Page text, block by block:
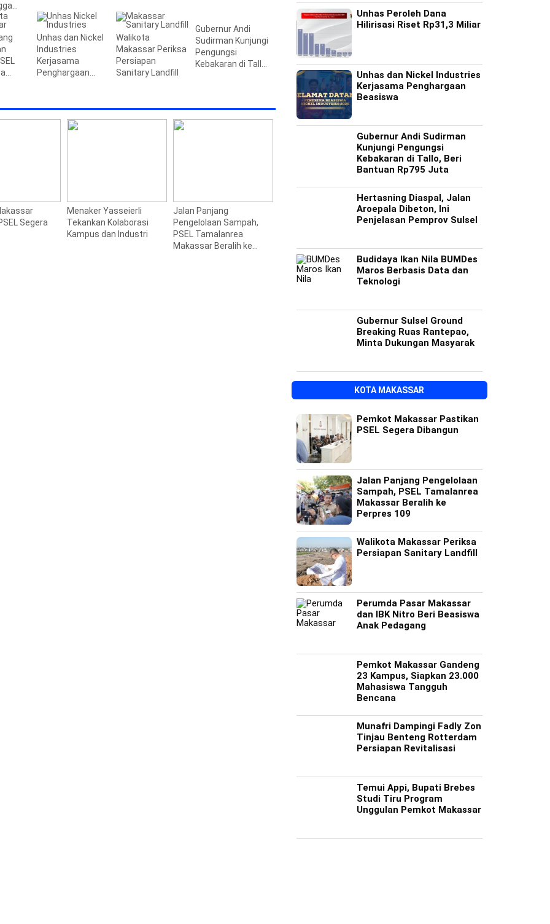
Unhas dan Nickel
Industries
Kerjasama
Penghargaan
Walikota
Makassar Periksa
Persiapan
Sanitary Landfill
Gubernur Andi
Sudirman Kunjungi
Pengungsi
Kebakaran di Tallo,
Segera
Menaker Yasseierli
Tekankan Kolaborasi
Kampus dan Industri
Jalan Panjang
Pengelolaan Sampah,
PSEL Tamalanrea
Makassar Beralih ke
Industries Kerjasama
Walikota Makassar
Periksa Persiapan
Unhas Peroleh Dana
Hilirisasi Riset Rp31,3 Miliar
Unhas dan Nickel Industries
Kerjasama Penghargaan
Beasiswa
Gubernur Andi Sudirman
Kunjungi Pengungsi
Kebakaran di Tallo, Beri
Bantuan Rp795 Juta
Hertasning Diaspal, Jalan
Aroepala Dibeton, Ini
Penjelasan Pemprov Sulsel
Budidaya Ikan Nila BUMDes
Maros Berbasis Data dan
Teknologi
Gubernur Sulsel Ground
Breaking Ruas Rantepao,
Minta Dukungan Masyarak
KOTA MAKASSAR
Pemkot Makassar Pastikan
PSEL Segera Dibangun
Jalan Panjang Pengelolaan
Sampah, PSEL Tamalanrea
Makassar Beralih ke
Perpres 109
Walikota Makassar Periksa
Persiapan Sanitary Landfill
Perumda Pasar Makassar
dan IBK Nitro Beri Beasiswa
Anak Pedagang
Pemkot Makassar Gandeng
23 Kampus, Siapkan 23.000
Mahasiswa Tangguh
Bencana
Munafri Dampingi Fadly Zon
Tinjau Benteng Rotterdam
Persiapan Revitalisasi
Temui Appi, Bupati Brebes
Studi Tiru Program
Unggulan Pemkot Makassar